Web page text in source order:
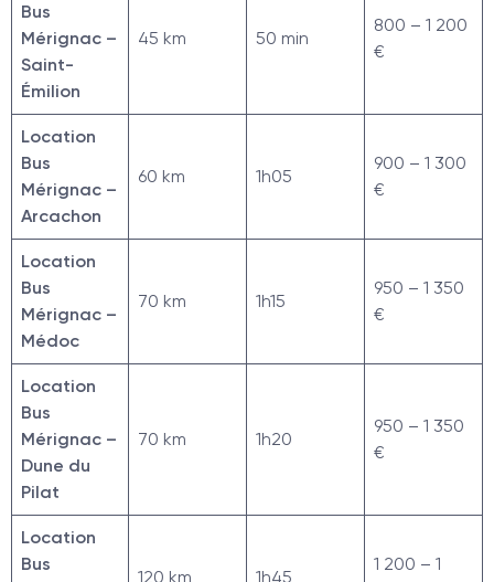
Bus
Mérignac –
Saint-
Émilion
45 km 50 min
800 – 1 200
€
Location
Bus
Mérignac –
Arcachon
60 km 1h05
900 – 1 300
€
Location
Bus
Mérignac –
Médoc
70 km 1h15
950 – 1 350
€
Location
Bus
Mérignac –
Dune du
Pilat
70 km 1h20
950 – 1 350
€
Location
Bus
120 km 1h45
1 200 – 1